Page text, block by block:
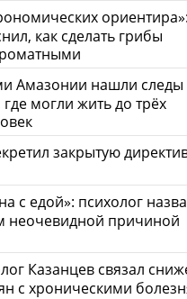
ориентира»:
как сделать грибы
Амазонии нашли следы
могли жить до трёх
закрытую
с едой»: психолог
неочевидной причиной
Казанцев связал
с хроническими